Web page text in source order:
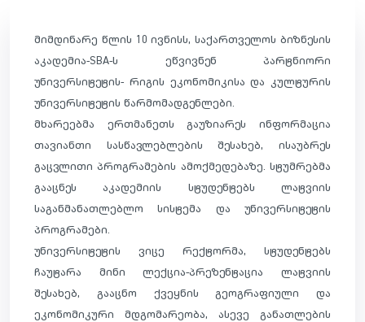
მიმდინარე წლის 10 ივნისს, საქართველოს ბიზნესის
აკადემია-SBA-ს ეწვივნენ პარტნიორი
უნივერსიტეტის- რიგის ეკონომიკისა და კულტურის
უნივერსიტეტის წარმომადგენლები.
მხარეებმა ერთმანეთს გაუზიარეს ინფორმაცია
თავიანთი სასწავლებლების შესახებ, ისაუბრეს
გაცვლითი პროგრამების ამოქმედებაზე. სტუმრებმა
გააცნეს აკადემიის სტუდენტებს ლატვიის
საგანმანათლებლო სისტემა და უნივერსიტეტის
პროგრამები.
უნივერსიტეტის ვიცე რექტორმა, სტუდენტებს
ჩაუტარა მინი ლექცია-პრეზენტაცია ლატვიის
შესახებ, გააცნო ქვეყნის გეოგრაფიული და
ეკონომიკური მდგომარეობა, ასევე განათლების